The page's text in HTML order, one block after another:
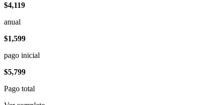
$4,119
anual
$1,599
pago inicial
$5,799
Pago total